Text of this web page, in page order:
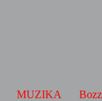
MUZIKA